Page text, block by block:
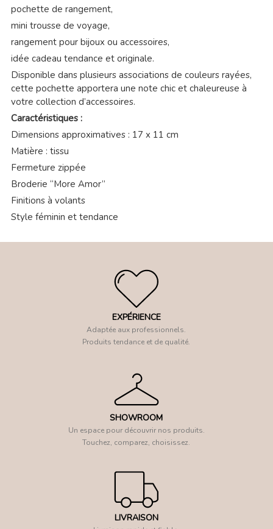
pochette de rangement,
mini trousse de voyage,
rangement pour bijoux ou accessoires,
idée cadeau tendance et originale.
Disponible dans plusieurs associations de couleurs rayées,
cette pochette apportera une note chic et chaleureuse à
votre collection d’accessoires.
Caractéristiques :
Dimensions approximatives : 17 x 11 cm
Matière : tissu
Fermeture zippée
Broderie “More Amor”
Finitions à volants
Style féminin et tendance
EXPÉRIENCE
Adaptée aux professionnels.
Produits tendance et de qualité.
SHOWROOM
Un espace pour découvrir nos produits.
Touchez, comparez, choisissez.
LIVRAISON